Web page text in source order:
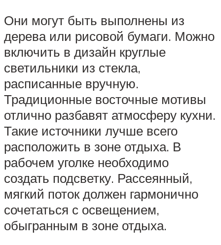
Они могут быть выполнены из
дерева или рисовой бумаги. Можно
включить в дизайн круглые
светильники из стекла,
расписанные вручную.
Традиционные восточные мотивы
отлично разбавят атмосферу кухни.
Такие источники лучше всего
расположить в зоне отдыха. В
рабочем уголке необходимо
создать подсветку. Рассеянный,
мягкий поток должен гармонично
сочетаться с освещением,
обыгранным в зоне отдыха.